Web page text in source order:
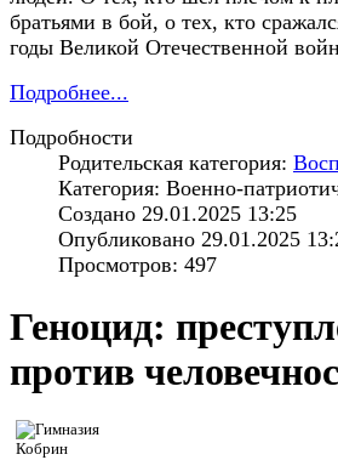
братьями в бой, о тех, кто
годы Великой Отечественной
Подробнее...
Подробности
Родительская категория:
Категория: Военно-
Создано 29.01.2025 13:25
Опубликовано 29.01.2025
Просмотров: 497
Геноцид:
против